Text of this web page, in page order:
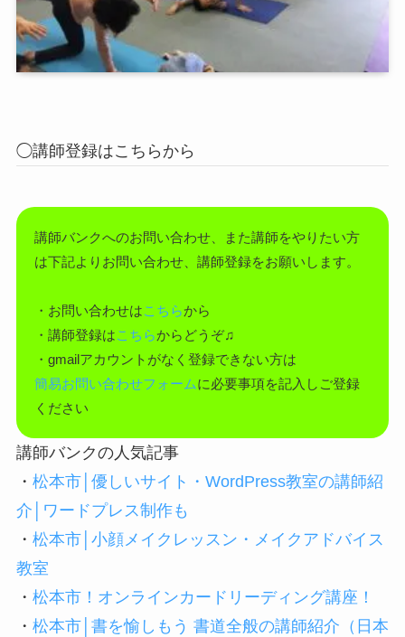
◯講師登録はこちらから
講師バンクへのお問い合わせ、また講師をやりたい方
は下記よりお問い合わせ、講師登録をお願いします。
・お問い合わせはこちらから
・講師登録はこちらからどうぞ♫
・gmailアカウントがなく登録できない方は
簡易お問い合わせフォームに必要事項を記入しご登録
ください
講師バンクの人気記事
・ 松本市│優しいサイト・WordPress教室の講師紹
介│ワードプレス制作も
・ 松本市│小顔メイクレッスン・メイクアドバイス
教室
・ 松本市！オンラインカードリーディング講座！
・ 松本市│書を愉しもう 書道全般の講師紹介（日本